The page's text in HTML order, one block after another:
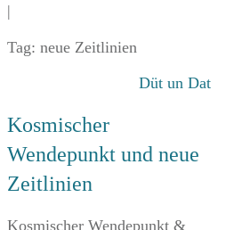
|
Tag: neue Zeitlinien
Düt un Dat
Kosmischer
Wendepunkt und neue
Zeitlinien
Kosmischer Wendepunkt &